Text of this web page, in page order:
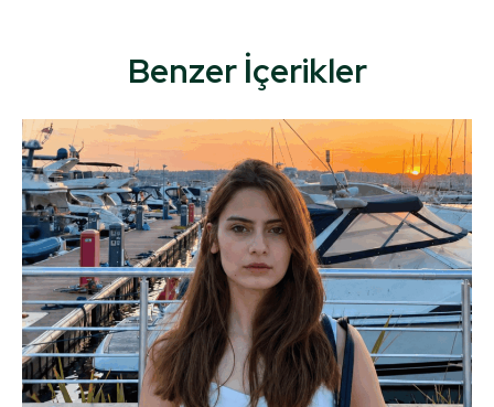
Benzer İçerikler